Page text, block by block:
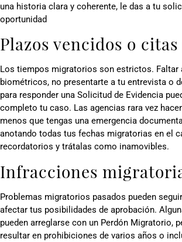
una historia clara y coherente, le das a tu
oportunidad
Plazos vencidos o
Los tiempos migratorios son estrictos. Faltar
biométricos, no presentarte a tu entrevista o
para responder una Solicitud de Evidencia
completo tu caso. Las agencias rara vez
menos que tengas una emergencia
anotando todas tus fechas migratorias en el
recordatorios y trátalas como inamovibles.
Infracciones
Problemas migratorios pasados pueden
afectar tus posibilidades de aprobación.
pueden arreglarse con un Perdón Migratorio,
resultar en prohibiciones de varios años o